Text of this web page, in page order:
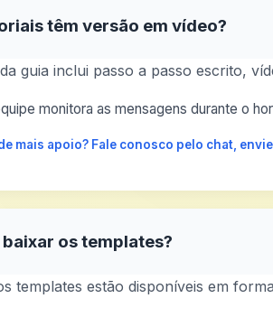
têm versão em vídeo?
guia inclui passo a passo escrito,
monitora as mensagens durante o
mais apoio? Fale conosco pelo chat,
baixar os templates?
templates estão disponíveis em